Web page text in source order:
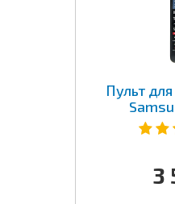
Пульт
3